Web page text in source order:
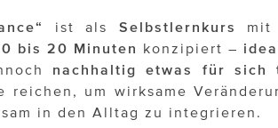
ist als Selbstlernkurs mit
bis 20 Minuten konzipiert –
nachhaltig etwas für sich
reichen, um wirksame
in den Alltag zu integrieren.